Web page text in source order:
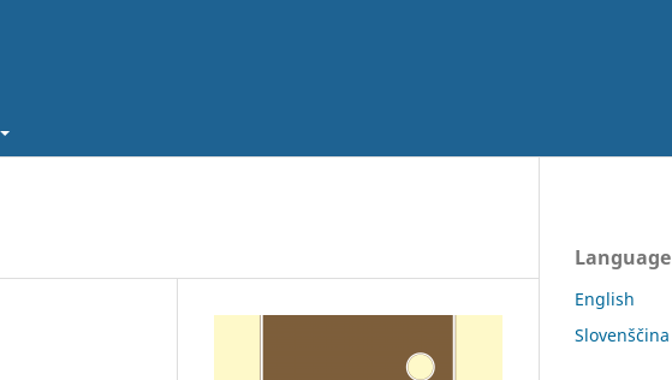
Language
English
Slovenščina